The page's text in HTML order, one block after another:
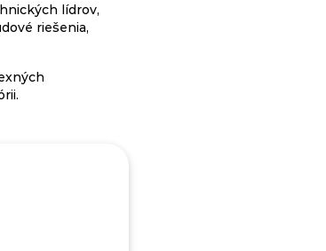
lídrov,
riešenia,